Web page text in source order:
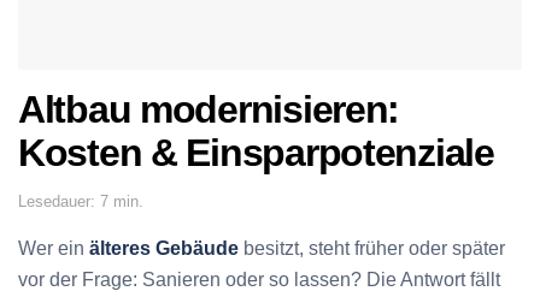
Altbau modernisieren:
Kosten & Einsparpotenziale
Lesedauer: 7 min.
Wer ein älteres Gebäude besitzt, steht früher oder später
vor der Frage: Sanieren oder so lassen? Die Antwort fällt